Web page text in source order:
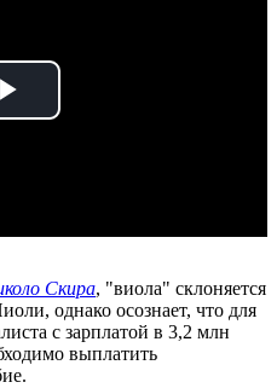
Play
Скира, "виола" склоняется
однако осознает, что для
с зарплатой в 3,2 млн
выплатить